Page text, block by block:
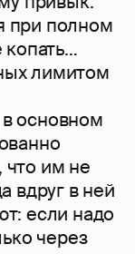
при полном
копать…
лимитом
основном
им не
вдруг в ней
если надо
через